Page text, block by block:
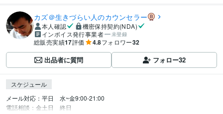
カズ＠生きづらい人のカウンセラー
本人確認
機密保持契約(NDA)
インボイス発行事業者
未登録
総販売実績17評価 4.8フォロワー32
出品者に質問 フォロー32
スケジュール
メール対応：平日　水~金9:00-21:00
電話相談：金土日　終日